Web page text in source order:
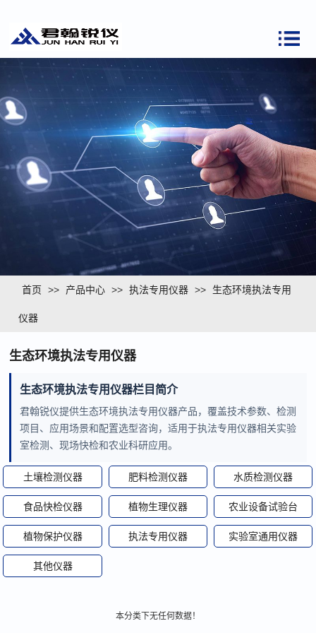
首页 >> 产品中心 >> 执法专用仪器 >> 生态环境执法专用
仪器
生态环境执法专用仪器
生态环境执法专用仪器栏目简介
君翰锐仪提供生态环境执法专用仪器产品，覆盖技术参数、检测
项目、应用场景和配置选型咨询，适用于执法专用仪器相关实验
室检测、现场快检和农业科研应用。
土壤检测仪器 肥料检测仪器 水质检测仪器
食品快检仪器 植物生理仪器 农业设备试验台
植物保护仪器 执法专用仪器 实验室通用仪器
其他仪器
本分类下无任何数据！